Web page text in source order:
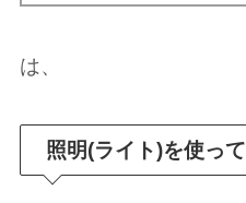
は、
照明(ライト)を使って